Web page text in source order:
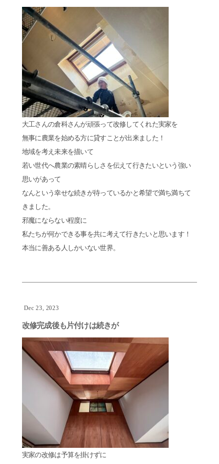
大工さんの倉科さんが頑張って改修してくれた実家を
無事に農業を始める方に貸すことが出来ました！
地域を考え未来を描いて
若い世代へ農業の素晴らしさを伝えて行きたいという強い
思いがあって
なんという幸せな続きが待っているかと希望で満ち満ちて
きました。
邪魔にならない程度に
私たちが何かできる事を共に考えて行きたいと思います！
本当に善ある人しかいない世界。
Dec 23, 2023
改修完成後も片付けは続きが
実家の改修は予算を掛けずに